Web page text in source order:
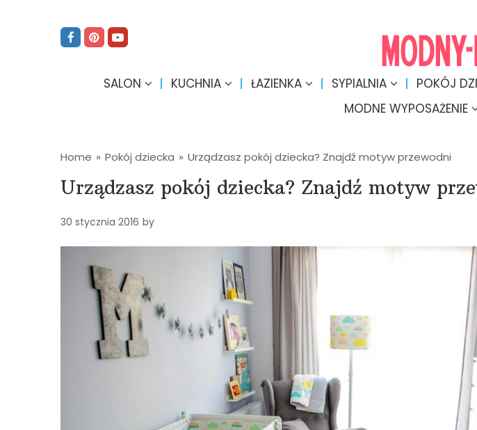
SALON KUCHNIA ŁAZIENKA SYPIALNIA POKÓJ
MODNE WYPOSAŻENIE
Home » Pokój dziecka » Urządzasz pokój dziecka? Znajdź motyw przewodni
Urządzasz pokój dziecka? Znajdź motyw
30 stycznia 2016 by